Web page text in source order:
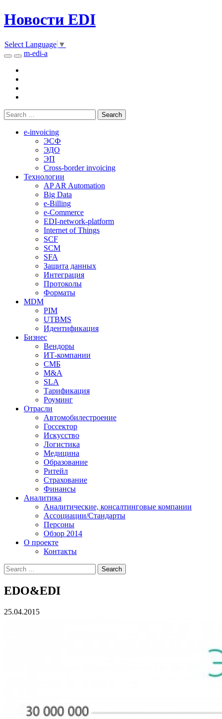
Новости EDI
Select Language ▼
m-edi-a
e-invoicing
ЭСФ
ЭДО
ЭП
Cross-border invoicing
Технологии
AP AR Automation
Big Data
e-Billing
e-Commerce
EDI-network-platform
Internet of Things
SCF
SCM
SFA
Защита данных
Интеграция
Протоколы
Форматы
MDM
PIM
UTBMS
Идентификация
Бизнес
Вендоры
ИТ-компании
СМБ
M&A
SLA
Тарификация
Роуминг
Отрасли
Автомобилестроение
Госсектор
Искусство
Логистика
Медицина
Образование
Ритейл
Страхование
Финансы
Аналитика
Аналитические, консалтинговые компании
Ассоциации/Стандарты
Персоны
Обзор 2014
О проекте
Контакты
EDO&EDI
25.04.2015